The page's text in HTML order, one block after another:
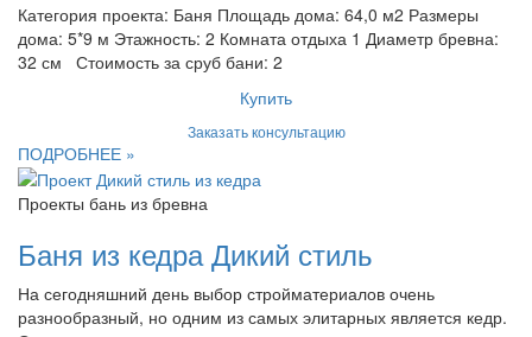
Категория проекта: Баня Площадь дома: 64,0 м2 Размеры
дома: 5*9 м Этажность: 2 Комната отдыха 1 Диаметр бревна:
32 см Стоимость за сруб бани: 2
Купить
Заказать консультацию
ПОДРОБНЕЕ »
Проекты бань из бревна
Баня из кедра Дикий стиль
На сегодняшний день выбор стройматериалов очень
разнообразный, но одним из самых элитарных является кедр.